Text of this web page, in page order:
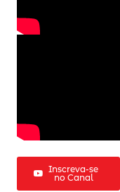
Inscreva-se
no Canal